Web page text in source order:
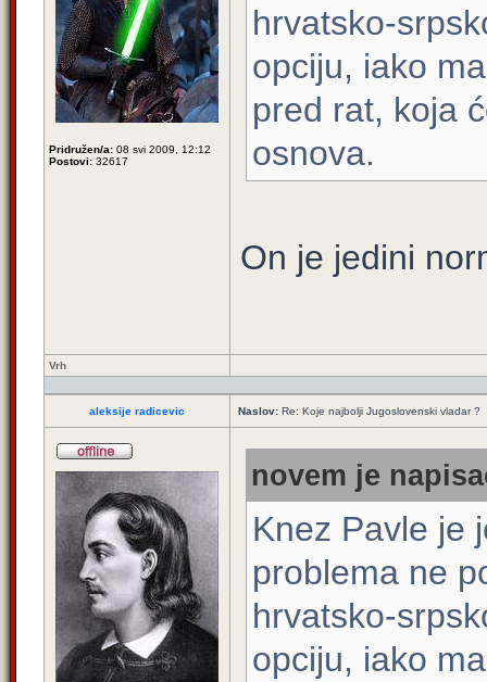
Pridružen/a: 08 svi 2009, 12:12
Postovi: 32617
hrvatsko-
opciju, iako
pred rat, koja
osnova.
On je jedini
Vrh
aleksije radicevic Naslov: Re: Koje najbolji Jugoslovenski vladar ?
novem je
Knez Pavle je
problema ne
hrvatsko-
opciju, iako